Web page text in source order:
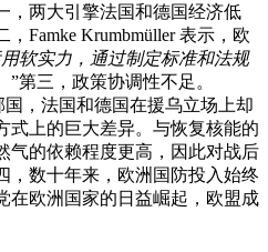
，两大引擎法国和德国经济低
Famke Krumbmüller 表示，欧
用软实力，通过制定标准和法规
”第三，政策协调性不足。
国，法国和德国在援乌立场上却
式上的巨大差异。与恢复核能的
气的依赖程度更高，因此对战后
，数十年来，欧洲国防投入始终
在欧洲国家的日益崛起，欧盟成